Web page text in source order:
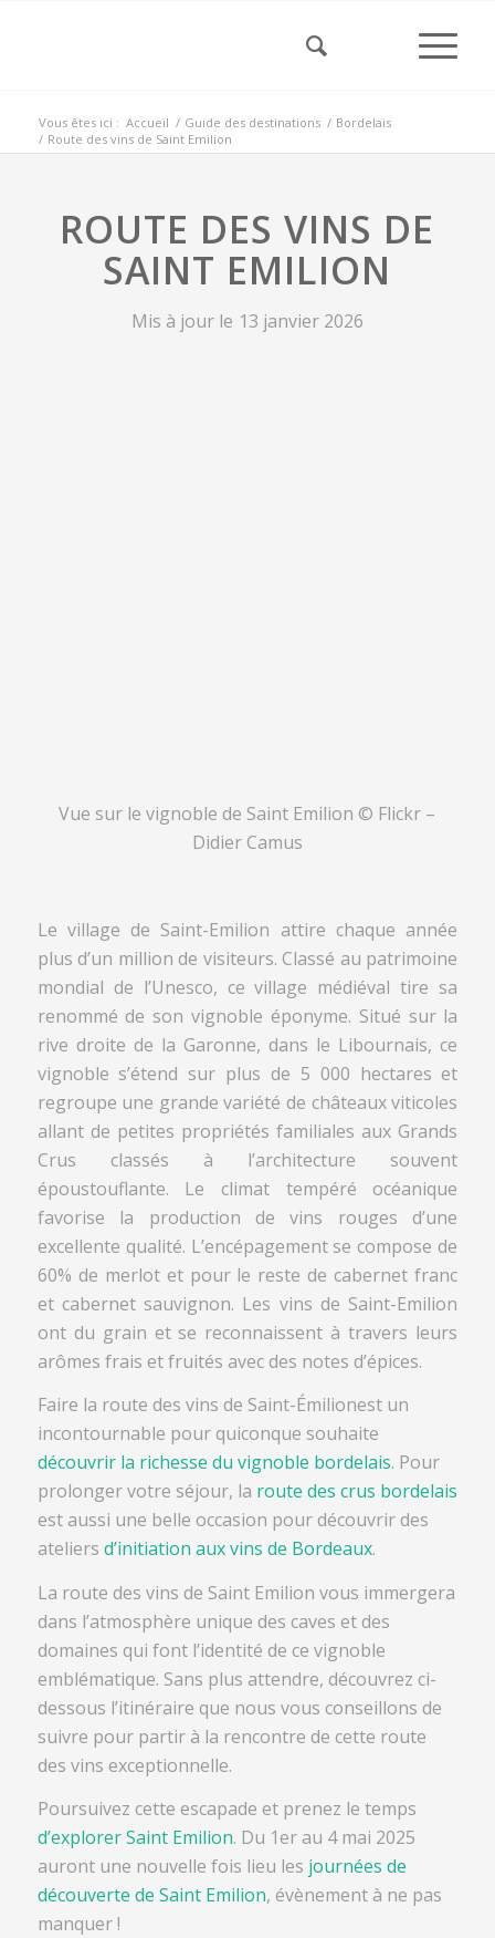
Vous êtes ici : Accueil / Guide des destinations / Bordelais
/ Route des vins de Saint Emilion
ROUTE DES VINS DE
SAINT EMILION
Mis à jour le 13 janvier 2026
Vue sur le vignoble de Saint Emilion © Flickr –
Didier Camus
Le village de Saint-Emilion attire chaque année
plus d’un million de visiteurs. Classé au patrimoine
mondial de l’Unesco, ce village médiéval tire sa
renommé de son vignoble éponyme. Situé sur la
rive droite de la Garonne, dans le Libournais, ce
vignoble s’étend sur plus de 5 000 hectares et
regroupe une grande variété de châteaux viticoles
allant de petites propriétés familiales aux Grands
Crus classés à l’architecture souvent
époustouflante. Le climat tempéré océanique
favorise la production de vins rouges d’une
excellente qualité. L’encépagement se compose de
60% de merlot et pour le reste de cabernet franc
et cabernet sauvignon. Les vins de Saint-Emilion
ont du grain et se reconnaissent à travers leurs
arômes frais et fruités avec des notes d’épices.
Faire la route des vins de Saint-Émilionest un
incontournable pour quiconque souhaite
découvrir la richesse du vignoble bordelais. Pour
prolonger votre séjour, la route des crus bordelais
est aussi une belle occasion pour découvrir des
ateliers d’initiation aux vins de Bordeaux.
La route des vins de Saint Emilion vous immergera
dans l’atmosphère unique des caves et des
domaines qui font l’identité de ce vignoble
emblématique. Sans plus attendre, découvrez ci-
dessous l’itinéraire que nous vous conseillons de
suivre pour partir à la rencontre de cette route
des vins exceptionnelle.
Poursuivez cette escapade et prenez le temps
d’explorer Saint Emilion. Du 1er au 4 mai 2025
auront une nouvelle fois lieu les journées de
découverte de Saint Emilion, évènement à ne pas
manquer !